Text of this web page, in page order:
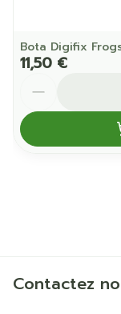
Bota Digifix
11,50 €
Contactez